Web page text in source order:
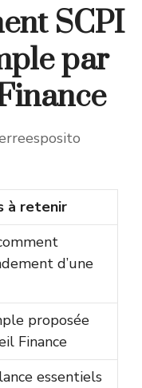
SCPI
par
à retenir
d’une
proposée
Finance
essentiels